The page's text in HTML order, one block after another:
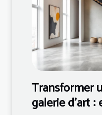
Transformer
galerie d'art :